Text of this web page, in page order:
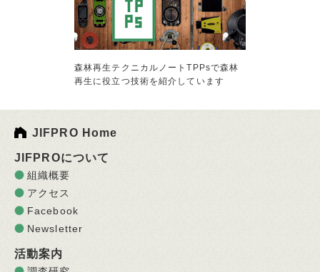
森林再生テクニカルノートTPPsで森林
再生に役立つ技術を紹介しています
JIFPRO Home
JIFPROについて
組織概要
アクセス
Facebook
Newsletter
活動案内